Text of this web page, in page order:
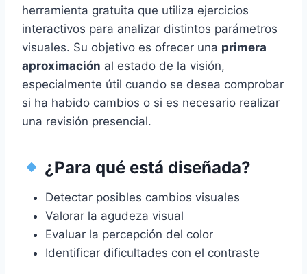
herramienta gratuita que utiliza ejercicios
interactivos para analizar distintos parámetros
visuales. Su objetivo es ofrecer una primera
aproximación al estado de la visión,
especialmente útil cuando se desea comprobar
si ha habido cambios o si es necesario realizar
una revisión presencial.
¿Para qué está diseñada?
Detectar posibles cambios visuales
Valorar la agudeza visual
Evaluar la percepción del color
Identificar dificultades con el contraste